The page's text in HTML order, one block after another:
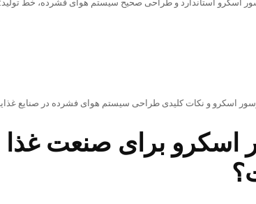
اسکرو استاندارد و طراحی صحیح سیستم هوای فشرده، خط تولید:
اسکرو و نکات کلیدی طراحی سیستم هوای فشرده در صنایع
اسکرو برای صنعت غذا